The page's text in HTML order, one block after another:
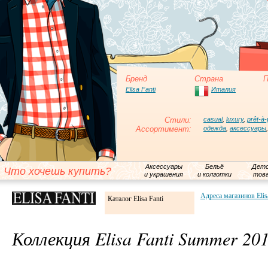
Бренд Страна
Elisa Fanti Италия
Стили: casual, luxury, prêt-à-
Ассортимент: одежда аксессуары
Что хочешь купить?
Аксессуары
и украшения
Бельё
и колготки
Каталог Elisa Fanti Адреса магазинов
Коллекция Elisa Fanti Summer